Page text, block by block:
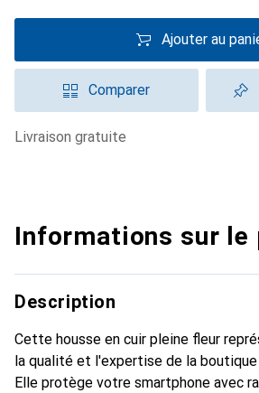
Ajouter au
Comparer
livraison gratuite
Informations sur le
Description
Cette housse en cuir pleine fleur
la qualité et l'expertise de la boutique
Elle protège votre smartphone avec